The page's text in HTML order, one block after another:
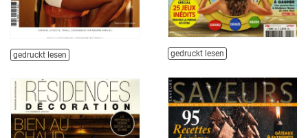
gedruckt lesen
gedruckt lesen